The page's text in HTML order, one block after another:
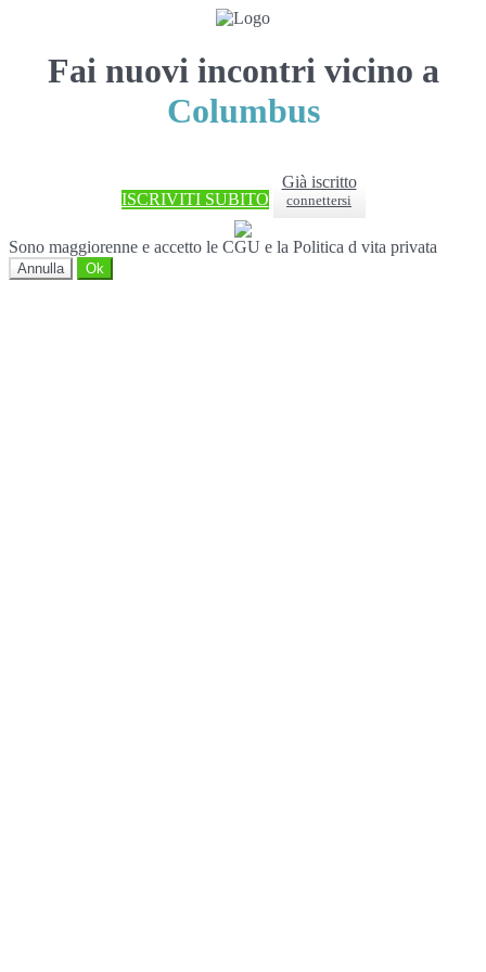
Fai nuovi incontri vicino a
Columbus
ISCRIVITI SUBITO
Già iscritto
connettersi
Sono maggiorenne e accetto le CGU e la Politica d vita privata
Annulla Ok